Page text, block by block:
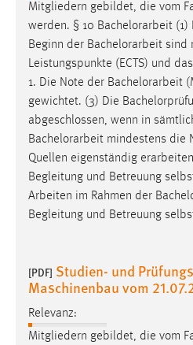
Mitgliedern gebildet, die vom
werden. § 10 Bachelorarbeit (1)
Beginn der Bachelorarbeit sind
Leistungspunkte (ECTS) und
1. Die Note der Bachelorarbeit
gewichtet. (3) Die
abgeschlossen, wenn in
Bachelorarbeit mindestens die
Quellen eigenständig
Begleitung und Betreuung
Arbeiten im Rahmen der
Begleitung und Betreuung
[PDF] Studien- und
Maschinenbau vom
Relevanz:
Mitgliedern gebildet, die vom
MibewSessionID,
Zweck:
Wird benötigt um die
Cookie Laufzeit:
MibewSessionID, mibew-chat-
5e9dbeb1811c0446 =
Jahre, MIBEW_UserID = 1 Jahr
Login
Zweck:
einloggen zu können.